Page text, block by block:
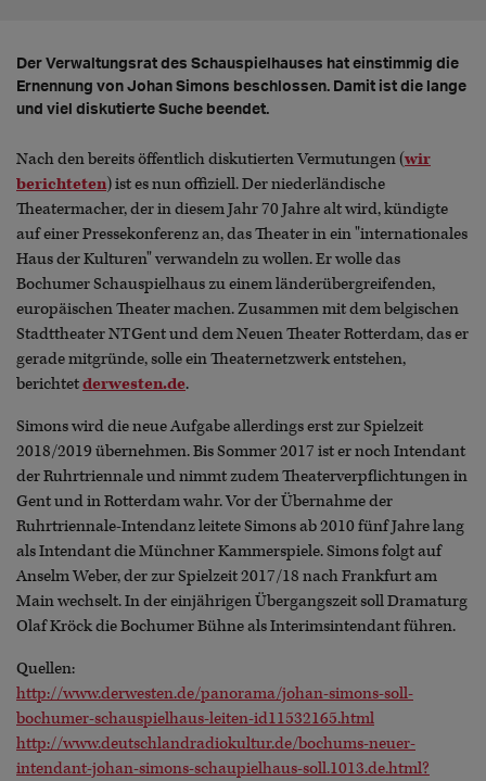
Der Verwaltungsrat des Schauspielhauses hat einstimmig die
Ernennung von Johan Simons beschlossen. Damit ist die lange
und viel diskutierte Suche beendet.
Nach den bereits öffentlich diskutierten Vermutungen (wir
berichteten) ist es nun offiziell. Der niederländische
Theatermacher, der in diesem Jahr 70 Jahre alt wird, kündigte
auf einer Pressekonferenz an, das Theater in ein "internationales
Haus der Kulturen" verwandeln zu wollen. Er wolle das
Bochumer Schauspielhaus zu einem länderübergreifenden,
europäischen Theater machen. Zusammen mit dem belgischen
Stadttheater NTGent und dem Neuen Theater Rotterdam, das er
gerade mitgründe, solle ein Theaternetzwerk entstehen,
berichtetderwesten.de.
Simons wird die neue Aufgabe allerdings erst zur Spielzeit
2018/2019 übernehmen. Bis Sommer 2017 ist er noch Intendant
der Ruhrtriennale und nimmt zudem Theaterverpflichtungen in
Gent und in Rotterdam wahr. Vor der Übernahme der
Ruhrtriennale-Intendanz leitete Simons ab 2010 fünf Jahre lang
als Intendant die Münchner Kammerspiele. Simons folgt auf
Anselm Weber, der zur Spielzeit 2017/18 nach Frankfurt am
Main wechselt. In der einjährigen Übergangszeit soll Dramaturg
Olaf Kröck die Bochumer Bühne als Interimsintendant führen.
Quellen:
http://www.derwesten.de/panorama/johan-simons-soll-
bochumer-schauspielhaus-leiten-id11532165.html
http://www.deutschlandradiokultur.de/bochums-neuer-
intendant-johan-simons-schaupielhaus-soll.1013.de.html?